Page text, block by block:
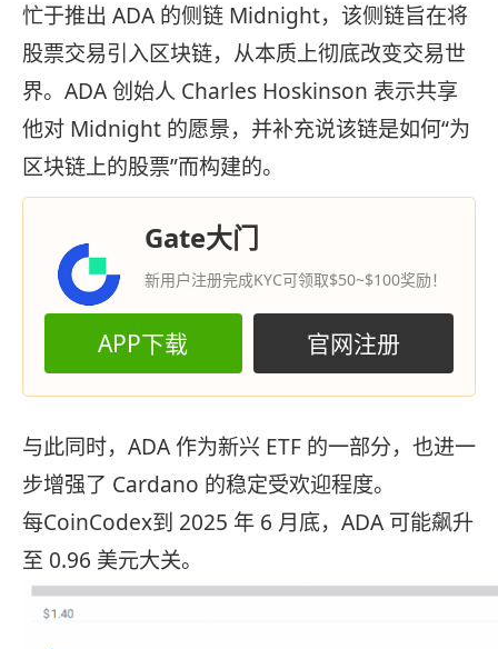
忙于推出 ADA 的侧链 Midnight，该侧链旨在将
股票交易引入区块链，从本质上彻底改变交易世
界。ADA 创始人 Charles Hoskinson 表示共享
他对 Midnight 的愿景，并补充说该链是如何“为
区块链上的股票”而构建的。
Gate大门
新用户注册完成KYC可领取$50~$100奖励！
APP下载 官网注册
与此同时，ADA 作为新兴 ETF 的一部分，也进一
步增强了 Cardano 的稳定受欢迎程度。
每CoinCodex到 2025 年 6 月底，ADA 可能飙升
至 0.96 美元大关。